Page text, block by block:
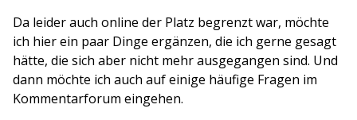
Da leider auch online der Platz begrenzt war, möchte
ich hier ein paar Dinge ergänzen, die ich gerne gesagt
hätte, die sich aber nicht mehr ausgegangen sind. Und
dann möchte ich auch auf einige häufige Fragen im
Kommentarforum eingehen.